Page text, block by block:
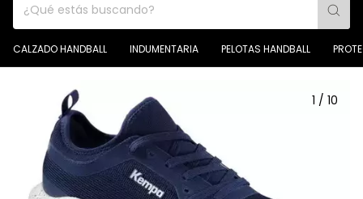
CALZADO HANDBALL INDUMENTARIA PELOTAS HANDBALL
1 / 10